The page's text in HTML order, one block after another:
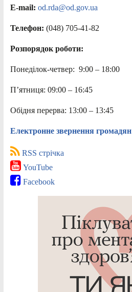
E-mail: od.rda@od.gov.ua
Телефон: (048) 705-41-82
Розпорядок роботи:
Понеділок-четвер: 9:00 – 18:00
П’ятниця: 09:00 – 16:45
Обідня перерва: 13:00 – 13:45
Електронне звернення громадян
RSS стрічка
YouTube
Facebook